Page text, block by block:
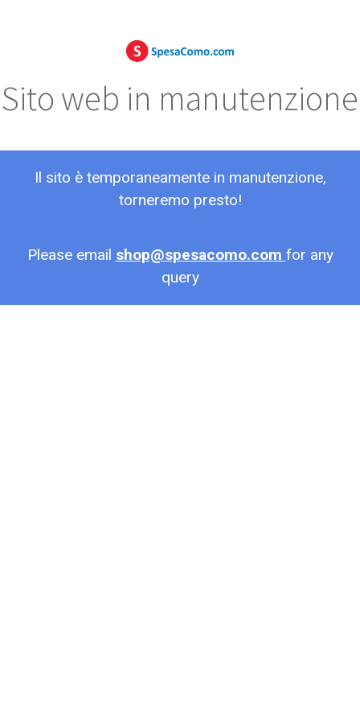
Sito web in manutenzione
Il sito è temporaneamente in manutenzione,
torneremo presto!
Please email shop@spesacomo.com for any
query